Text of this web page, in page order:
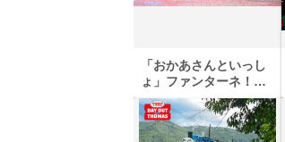
「おかあさんといっし
ょ」ファンターネ！と
あそぼ